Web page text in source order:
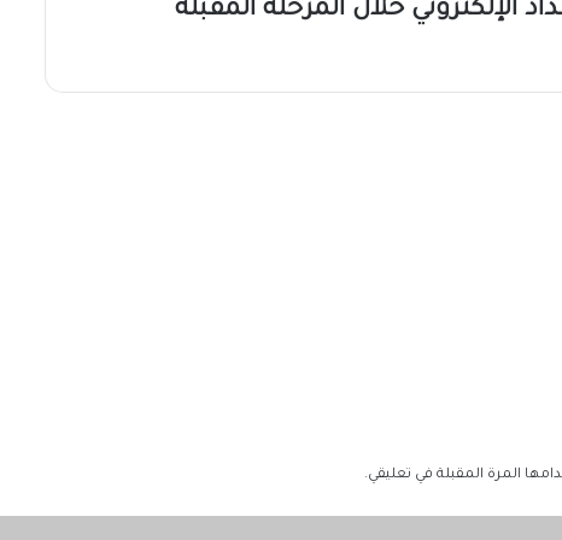
الإلكتروني خلال المرحلة المقبلة
المرة المقبلة في تعليقي.